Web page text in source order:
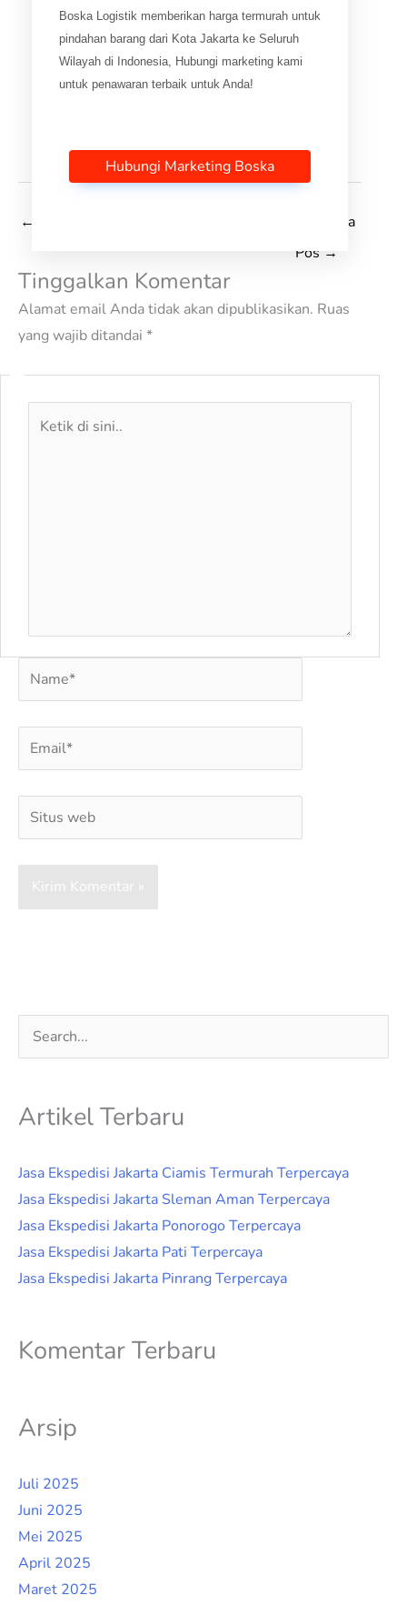
Boska Logistik memberikan harga termurah untuk
pindahan barang dari Kota Jakarta ke Seluruh
Wilayah di Indonesia, Hubungi marketing kami
untuk penawaran terbaik untuk Anda!
Hubungi Marketing Boska
←
Selanjutnya
Pos →
Tinggalkan Komentar
Alamat email Anda tidak akan dipublikasikan. Ruas
yang wajib ditandai *
Name*
Email*
Situs
web
Cari
untuk:
Artikel Terbaru
Jasa Ekspedisi Jakarta Ciamis Termurah Terpercaya
Jasa Ekspedisi Jakarta Sleman Aman Terpercaya
Jasa Ekspedisi Jakarta Ponorogo Terpercaya
Jasa Ekspedisi Jakarta Pati Terpercaya
Jasa Ekspedisi Jakarta Pinrang Terpercaya
Komentar Terbaru
Arsip
Juli 2025
Juni 2025
Mei 2025
April 2025
Maret 2025